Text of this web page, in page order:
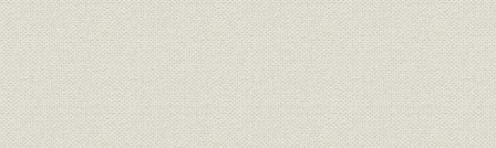
3―帝国人造絹絲(株)の再建と百十銀行の係わり
第3節 金融恐慌の影響と反省
1―金融恐慌による資金移動